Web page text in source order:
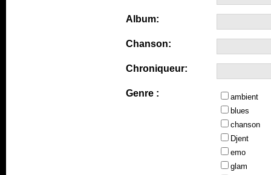
Album:
Chanson:
Chroniqueur:
Genre :
ambient
blues
chanson
Djent
emo
glam